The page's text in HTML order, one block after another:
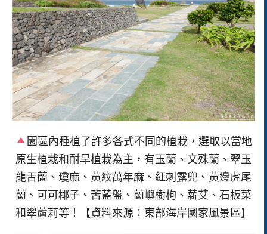
園區內種植了許多各式不同的植栽，選取以當地
原生植栽和耐旱植栽為主，有玉蘭、文殊蘭、翠玉
龍舌蘭、瓊麻、黃紋萬年麻、紅刺露兜、黃邊虎尾
蘭、可可椰子、苦藍盤、蘭嶼樹枸、薪艾、石板菜
和翠蘆莉等！【資料來源：東部海岸國家風景區】